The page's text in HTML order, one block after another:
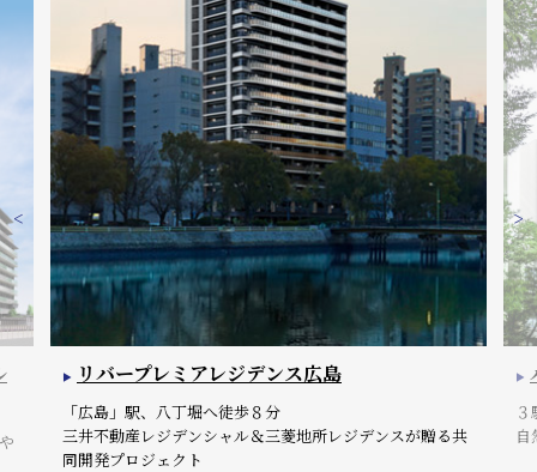
リバープレミアレジデンス広島
「広島」駅、八丁堀へ徒歩８分
三井不動産レジデンシャル＆三菱地所レジデンスが贈る共
同開発プロジェクト